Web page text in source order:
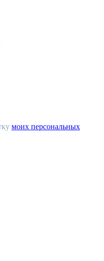
моих персональных